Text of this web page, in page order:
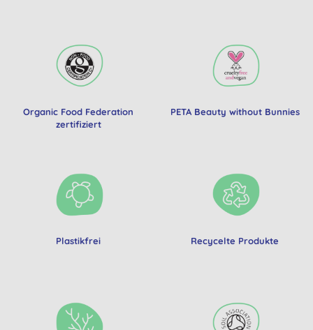
Organic Food Federation
zertifiziert
PETA Beauty without Bunnies
Plastikfrei Recycelte Produkte